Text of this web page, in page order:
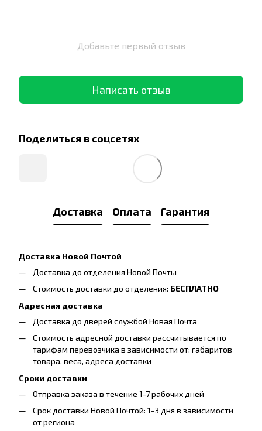
Добавьте первый отзыв
Написать отзыв
Поделиться в соцсетях
Доставка Оплата Гарантия
Доставка Новой Почтой
Доставка до отделения Новой Почты
Стоимость доставки до отделения: БЕСПЛАТНО
Адресная доставка
Доставка до дверей службой Новая Почта
Стоимость адресной доставки рассчитывается по
тарифам перевозчика в зависимости от: габаритов
товара, весa, адреса доставки
Сроки доставки
Отправка заказа в течение 1-7 рабочих дней
Срок доставки Новой Почтой: 1-3 дня в зависимости
от региона